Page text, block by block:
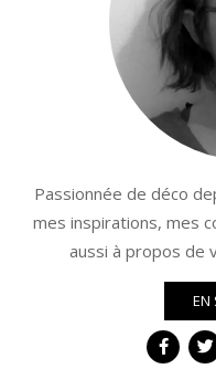
Passionnée de déco
mes inspirations, mes
aussi à propos de
EN